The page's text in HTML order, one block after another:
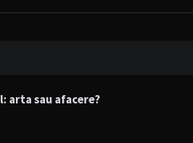
arta sau afacere?